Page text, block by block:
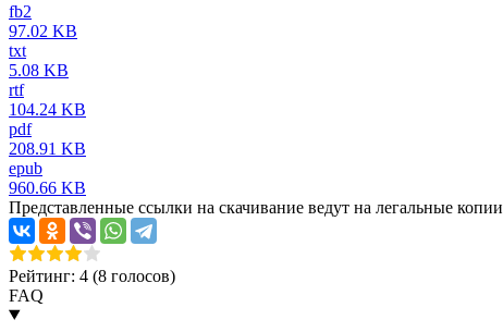
fb2
97.02 KB
txt
5.08 KB
rtf
104.24 KB
pdf
208.91 KB
epub
960.66 KB
Представленные ссылки на скачивание ведут на легальные
Рейтинг: 4 (8 голосов)
FAQ